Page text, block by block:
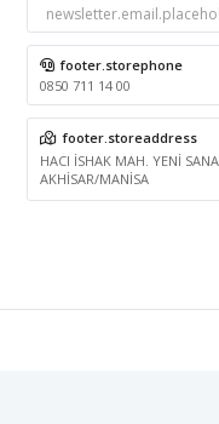
footer.storephone
0850 711 14 00
footer.storeaddress
HACI İSHAK MAH. YENİ
AKHİSAR/MANİSA